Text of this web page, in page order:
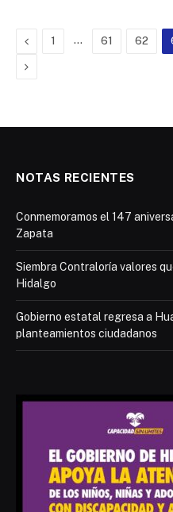
Previous
1 … 61 62
Next
NOTAS RECIENTES
Conmemoramos el 147
Zapata
Siembra Contraloría valores
Hidalgo
Gobierno estatal regresa a
planteamientos ciudadanos